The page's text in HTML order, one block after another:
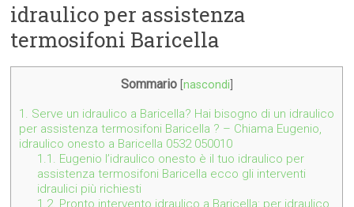
idraulico per assistenza
termosifoni Baricella
Sommario nascondi
1. Serve un idraulico a Baricella? Hai bisogno di un idraulico
per assistenza termosifoni Baricella ? – Chiama Eugenio,
idraulico onesto a Baricella 0532 050010
1.1. Eugenio l’idraulico onesto è il tuo idraulico per
assistenza termosifoni Baricella ecco gli interventi
idraulici più richiesti
1.2. Pronto intervento idraulico a Baricella: per idraulico